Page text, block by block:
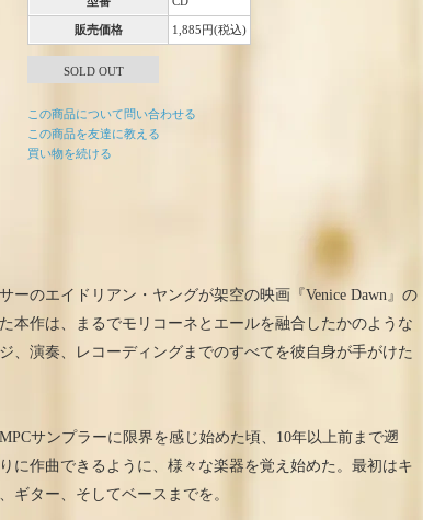
販売価格 1,885円(税込)
SOLD OUT
この商品について問い合わせる
この商品を友達に教える
買い物を続ける
ーのエイドリアン・ヤングが架空の映画『Venice Dawn』の
本作は、まるでモリコーネとエールを融合したかのような
、演奏、レコーディングまでのすべてを彼自身が手がけた
サンプラーに限界を感じ始めた頃、10年以上前まで遡
に作曲できるように、様々な楽器を覚え始めた。最初はキ
ギター、そしてベースまでを。